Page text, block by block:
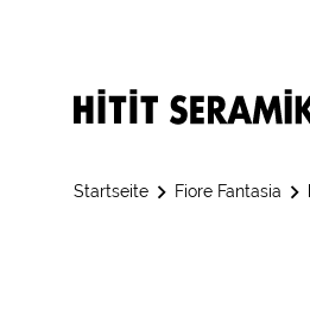
Startseite Fiore Fantasia